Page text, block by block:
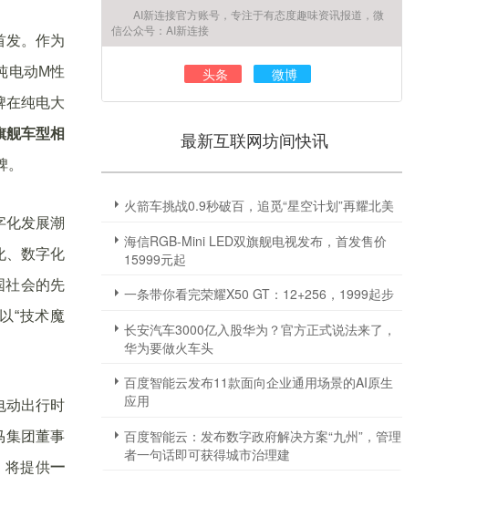
发。作为
电动M性
在纯电大
舰车型相
化发展潮
、数字化
社会的先
“技术魔
动出行时
集团董事
将提供一
AI新连接官方账号，专注于有态度趣味资讯报道，微
信公众号：AI新连接
头条 微博
最新互联网坊间快讯
火箭车挑战0.9秒破百，追觅“星空计划”再耀北美
海信RGB-Mini LED双旗舰电视发布，首发售价
15999元起
一条带你看完荣耀X50 GT：12+256，1999起步
长安汽车3000亿入股华为？官方正式说法来了，
华为要做火车头
百度智能云发布11款面向企业通用场景的AI原生
应用
百度智能云：发布数字政府解决方案“九州”，管理
者一句话即可获得城市治理建